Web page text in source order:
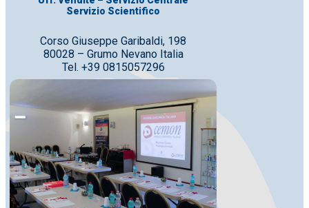
Servizio Scientifico
Corso Giuseppe Garibaldi, 198
80028 – Grumo Nevano Italia
Tel. +39 0815057296